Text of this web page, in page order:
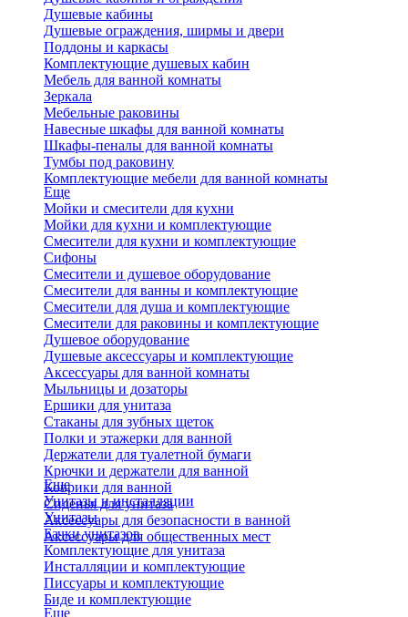
Душевые кабины
Душевые ограждения, ширмы и двери
Поддоны и каркасы
Комплектующие душевых кабин
Мебель для ванной комнаты
Зеркала
Мебельные раковины
Навесные шкафы для ванной комнаты
Шкафы-пеналы для ванной комнаты
Тумбы под раковину
Комплектующие мебели для ванной комнаты
Еще
Мойки и смесители для кухни
Мойки для кухни и комплектующие
Смесители для кухни и комплектующие
Сифоны
Смесители и душевое оборудование
Смесители для ванны и комплектующие
Смесители для душа и комплектующие
Смесители для раковины и комплектующие
Душевое оборудование
Душевые аксессуары и комплектующие
Аксессуары для ванной комнаты
Мыльницы и дозаторы
Ершики для унитаза
Стаканы для зубных щеток
Полки и этажерки для ванной
Держатели для туалетной бумаги
Крючки и держатели для ванной
Коврики для ванной
Сиденья для унитаза
Аксессуары для безопасности в ванной
Аксессуары для общественных мест
Еще
Унитазы и инсталляции
Унитазы
Бачки унитазов
Комплектующие для унитаза
Инсталляции и комплектующие
Писсуары и комплектующие
Биде и комплектующие
Еще